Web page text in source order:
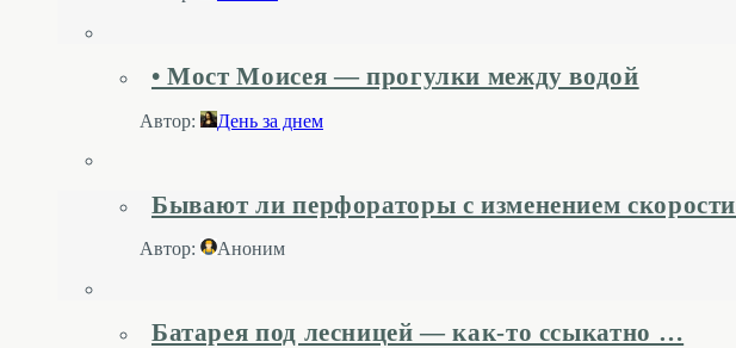
• Мост Моисея — прогулки между водой
Автор: День за днем
Бывают ли перфораторы с изменением
Автор: Аноним
Батарея под лесницей — как-то ссыкатно …